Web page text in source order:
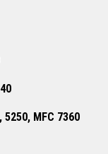
5250, MFC 7360